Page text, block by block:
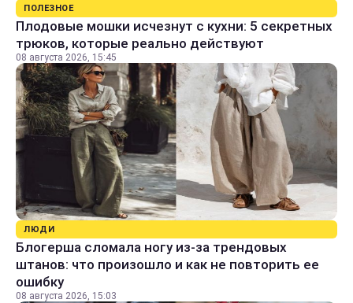
ПОЛЕЗНОЕ
Плодовые мошки исчезнут с кухни: 5 секретных
трюков, которые реально действуют
08 августа 2026, 15:45
ЛЮДИ
Блогерша сломала ногу из-за трендовых
штанов: что произошло и как не повторить ее
ошибку
08 августа 2026, 15:03